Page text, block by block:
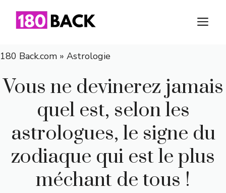
180 Back.com » Astrologie
Vous ne devinerez jamais
quel est, selon les
astrologues, le signe du
zodiaque qui est le plus
méchant de tous !